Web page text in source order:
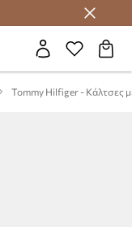
Tommy Hilfiger - Κάλτσες